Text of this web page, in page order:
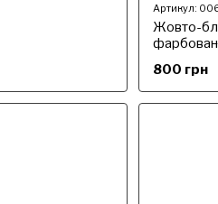
Артикул:
Жовто-
800 грн